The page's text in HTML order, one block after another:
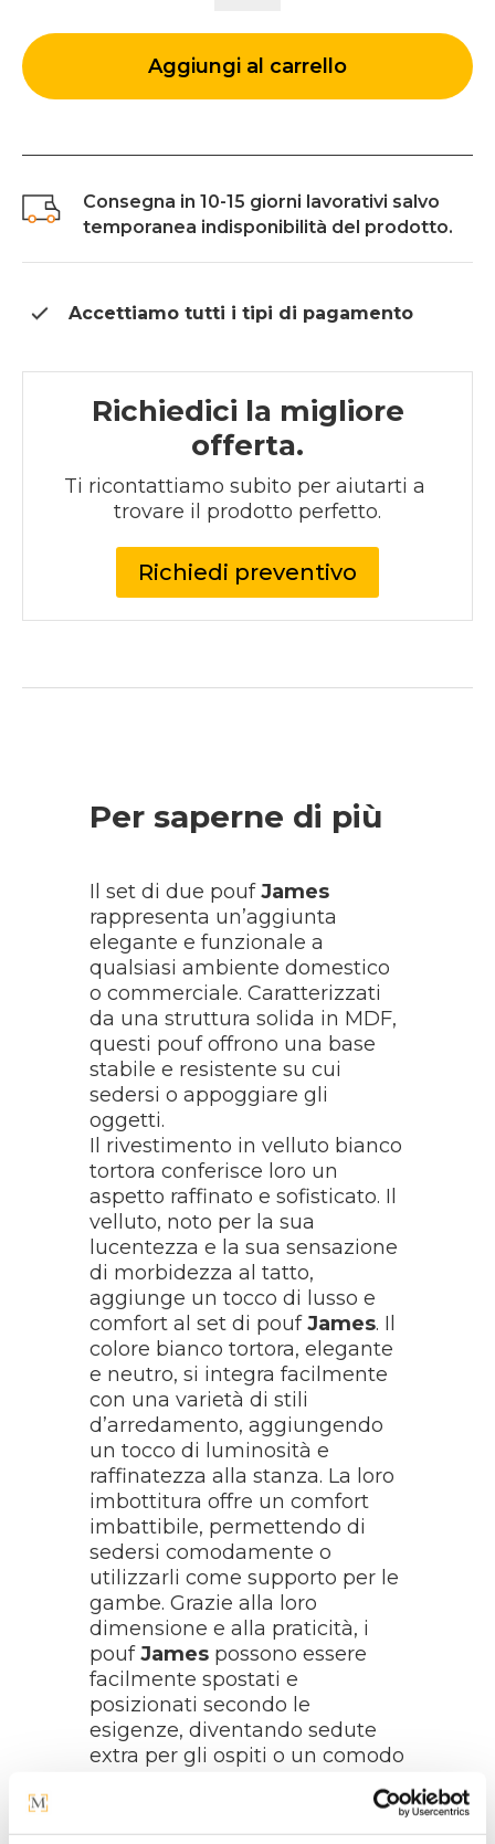
quantità
Aggiungi al carrello
Consegna in 10-15 giorni lavorativi salvo
temporanea indisponibilità del prodotto.
Accettiamo tutti i tipi di pagamento
Richiedici la migliore
offerta.
Ti ricontattiamo subito per aiutarti a
trovare il prodotto perfetto.
Richiedi preventivo
Per saperne di più
Il set di due poufJames
rappresenta un’aggiunta
elegante e funzionale a
qualsiasi ambiente domestico
o commerciale. Caratterizzati
da una struttura solida in MDF,
questi pouf offrono una base
stabile e resistente su cui
sedersi o appoggiare gli
oggetti.
Il rivestimento in velluto bianco
tortora conferisce loro un
aspetto raffinato e sofisticato. Il
velluto, noto per la sua
lucentezza e la sua sensazione
di morbidezza al tatto,
aggiunge un tocco di lusso e
comfort al set di poufJames. Il
colore bianco tortora, elegante
e neutro, si integra facilmente
con una varietà di stili
d’arredamento, aggiungendo
un tocco di luminosità e
raffinatezza alla stanza. La loro
imbottitura offre un comfort
imbattibile, permettendo di
sedersi comodamente o
utilizzarli come supporto per le
gambe. Grazie alla loro
dimensione e alla praticità, i
poufJames possono essere
facilmente spostati e
posizionati secondo le
esigenze, diventando sedute
extra per gli ospiti o un comodo
Con il loro design elegante e la
loro funzionalità versatile, il set